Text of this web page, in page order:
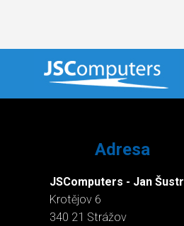
Adresa
JSComputers - Jan Šustr
Krotějov 6
340 21 Strážov